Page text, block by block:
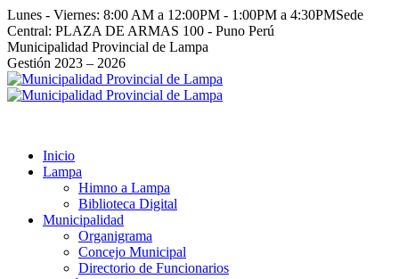
Saltar
al
contenido
Lunes - Viernes: 8:00 AM a 12:00PM - 1:00PM a 4:30PMSede
Central: PLAZA DE ARMAS 100 - Puno Perú
Facebook
page
opens
in
Instagram
page
opens
in
YouTube
page
opens
in
Twitter
page
opens
in
Municipalidad Provincial de Lampa
Gestión 2023 – 2026
Inicio
Lampa
Himno a Lampa
Biblioteca Digital
Municipalidad
Organigrama
Concejo Municipal
Directorio de Funcionarios